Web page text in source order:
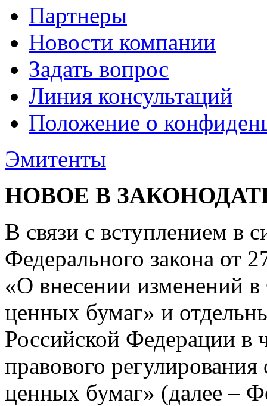
Партнеры
Новости компании
Задать вопрос
Линия консультаций
Положение о
Эмитенты
НОВОЕ В
В связи с вступлением в
Федерального закона от
«О внесении изменений
ценных бумаг» и
Российской Федерации в
правового
ценных бумаг» (далее –